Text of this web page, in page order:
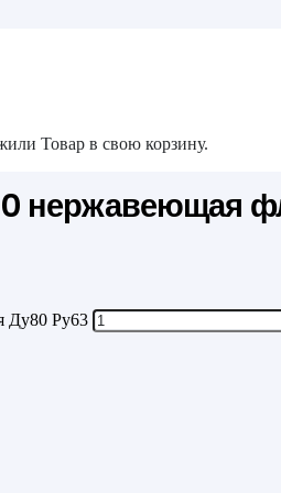
Товар в свою корзину.
нержавеющая
Ду80 Ру63